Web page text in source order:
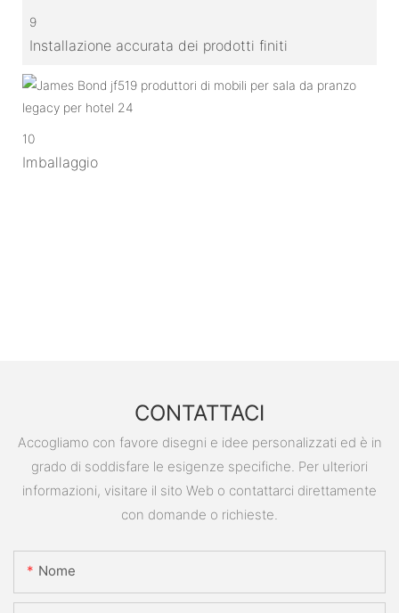
9
Installazione accurata dei prodotti finiti
10
Imballaggio
CONTATTACI
Accogliamo con favore disegni e idee personalizzati ed è in
grado di soddisfare le esigenze specifiche. Per ulteriori
informazioni, visitare il sito Web o contattarci direttamente
con domande o richieste.
Nome